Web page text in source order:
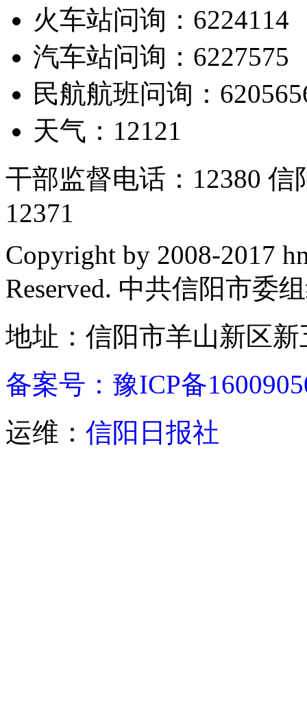
火车站问询：6224114
汽车站问询：6227575
民航航班问询：
天气：12121
干部监督电话：12380
12371
Copyright by 2008-2017
Reserved. 中共信阳市委
地址：信阳市羊山新区
备案号：豫ICP备
运维： 信阳日报社